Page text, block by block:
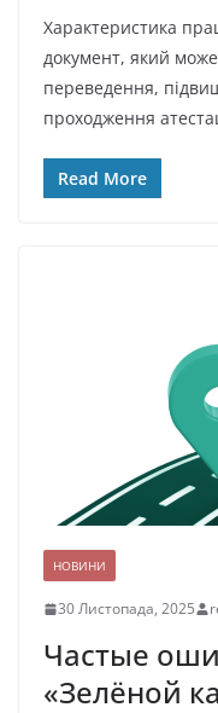
Характеристика
документ, який
переведення,
проходження
Read More
НОВИНИ
30 Листопада, 2025
Частые
«Зелёной